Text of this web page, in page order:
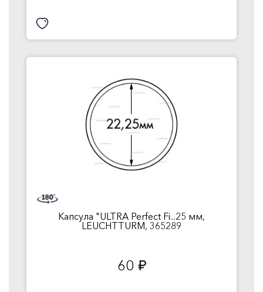
Капсула "ULTRA Perfect Fi...25 мм,
LEUCHTTURM, 365289
60 руб.